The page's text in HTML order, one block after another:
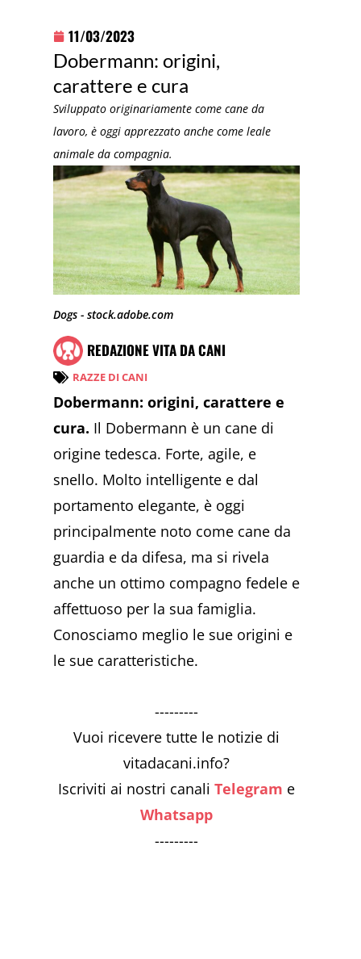
11/03/2023
Dobermann: origini,
carattere e cura
Sviluppato originariamente come cane da
lavoro, è oggi apprezzato anche come leale
animale da compagnia.
Dogs - stock.adobe.com
REDAZIONE VITA DA CANI
RAZZE DI CANI
Dobermann: origini, carattere e
cura. Il Dobermann è un cane di
origine tedesca. Forte, agile, e
snello. Molto intelligente e dal
portamento elegante, è oggi
principalmente noto come cane da
guardia e da difesa, ma si rivela
anche un ottimo compagno fedele e
affettuoso per la sua famiglia.
Conosciamo meglio le sue origini e
le sue caratteristiche.
---------
Vuoi ricevere tutte le notizie di
vitadacani.info?
Iscriviti ai nostri canaliTelegram e
Whatsapp
---------